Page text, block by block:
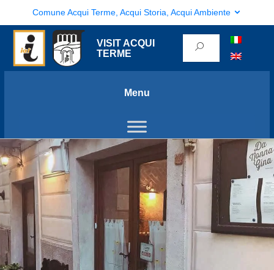
Comune Acqui Terme, Acqui Storia, Acqui Ambiente
VISIT ACQUI
TERME
Menu